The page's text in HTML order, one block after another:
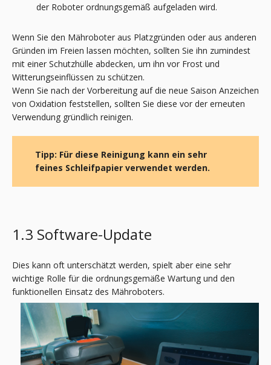
der Roboter ordnungsgemäß aufgeladen wird.
Wenn Sie den Mähroboter aus Platzgründen oder aus anderen
Gründen im Freien lassen möchten, sollten Sie ihn zumindest
mit einer Schutzhülle abdecken, um ihn vor Frost und
Witterungseinflüssen zu schützen.
Wenn Sie nach der Vorbereitung auf die neue Saison Anzeichen
von Oxidation feststellen, sollten Sie diese vor der erneuten
Verwendung gründlich reinigen.
Tipp: Für diese Reinigung kann ein sehr
feines Schleifpapier verwendet werden.
1.3 Software-Update
Dies kann oft unterschätzt werden, spielt aber eine sehr
wichtige Rolle für die ordnungsgemäße Wartung und den
funktionellen Einsatz des Mähroboters.